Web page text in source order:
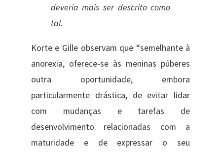
deveria mais ser descrito como
tal.
Korte e Gille observam que “semelhante à
anorexia, oferece-se às meninas púberes
outra oportunidade, embora
particularmente drástica, de evitar lidar
com mudanças e tarefas de
desenvolvimento relacionadas com a
maturidade e de expressar o seu